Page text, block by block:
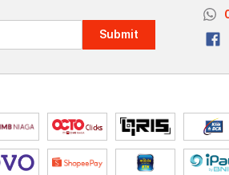
Submit